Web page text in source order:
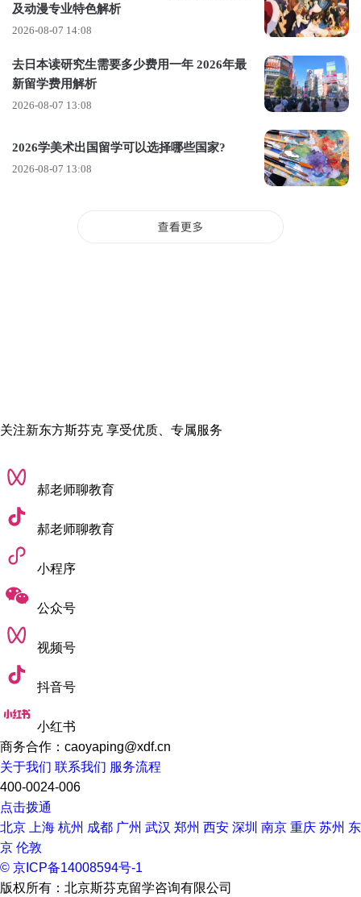
简称UPEI，位于加拿大爱德华王子岛省的夏洛特敦市，是一所
础类大学之一。
大学提供多种本科和研究生专业，包括文科、商科、教育、工
程、家庭经济、音乐、理科、医科等。
研究生课程包括兽医学、化学、生物学、教育学等。
学校的优势专业包括会计、金融、市场营销、国际商务、旅游
.阿卡迪亚大学Acadia University
位于新斯科舍省沃尔夫威尔市，是
加拿大历史最悠久的大学之一。
本科教育连续七年在加拿大排名第一
在阿卡迪亚大学所获得的学位是被加拿大、美国等很多西方国
家认可的。
学校的优势专业包括BBA金融营销和BBA计算机科学。
学校采取小班教学 ，每班28名学生。由于教学质量高，许多美
国学生来到该校就读。
在阿卡迪亚大学就读，专业选择有很大的灵活性，可以同时攻
读多个学位。
及动漫专业特色解析
2026-08-07 14:08
去日本读研究生需要多少费用一年 2026年最
新留学费用解析
2026-08-07 13:08
2026学美术出国留学可以选择哪些国家?
2026-08-07 13:08
关注新东方斯芬克 享受优质、专属服务
郝老师聊教育
郝老师聊教育
小程序
公众号
视频号
抖音号
小红书
商务合作：caoyaping@xdf.cn
关于我们 联系我们 服务流程
400-0024-006
点击拨通
北京
上海 杭州 成都 广州 武汉 郑州 西安 深圳 南京 重庆 苏州 东
京 伦敦
© 京ICP备14008594号-1
版权所有：北京斯芬克留学咨询有限公司